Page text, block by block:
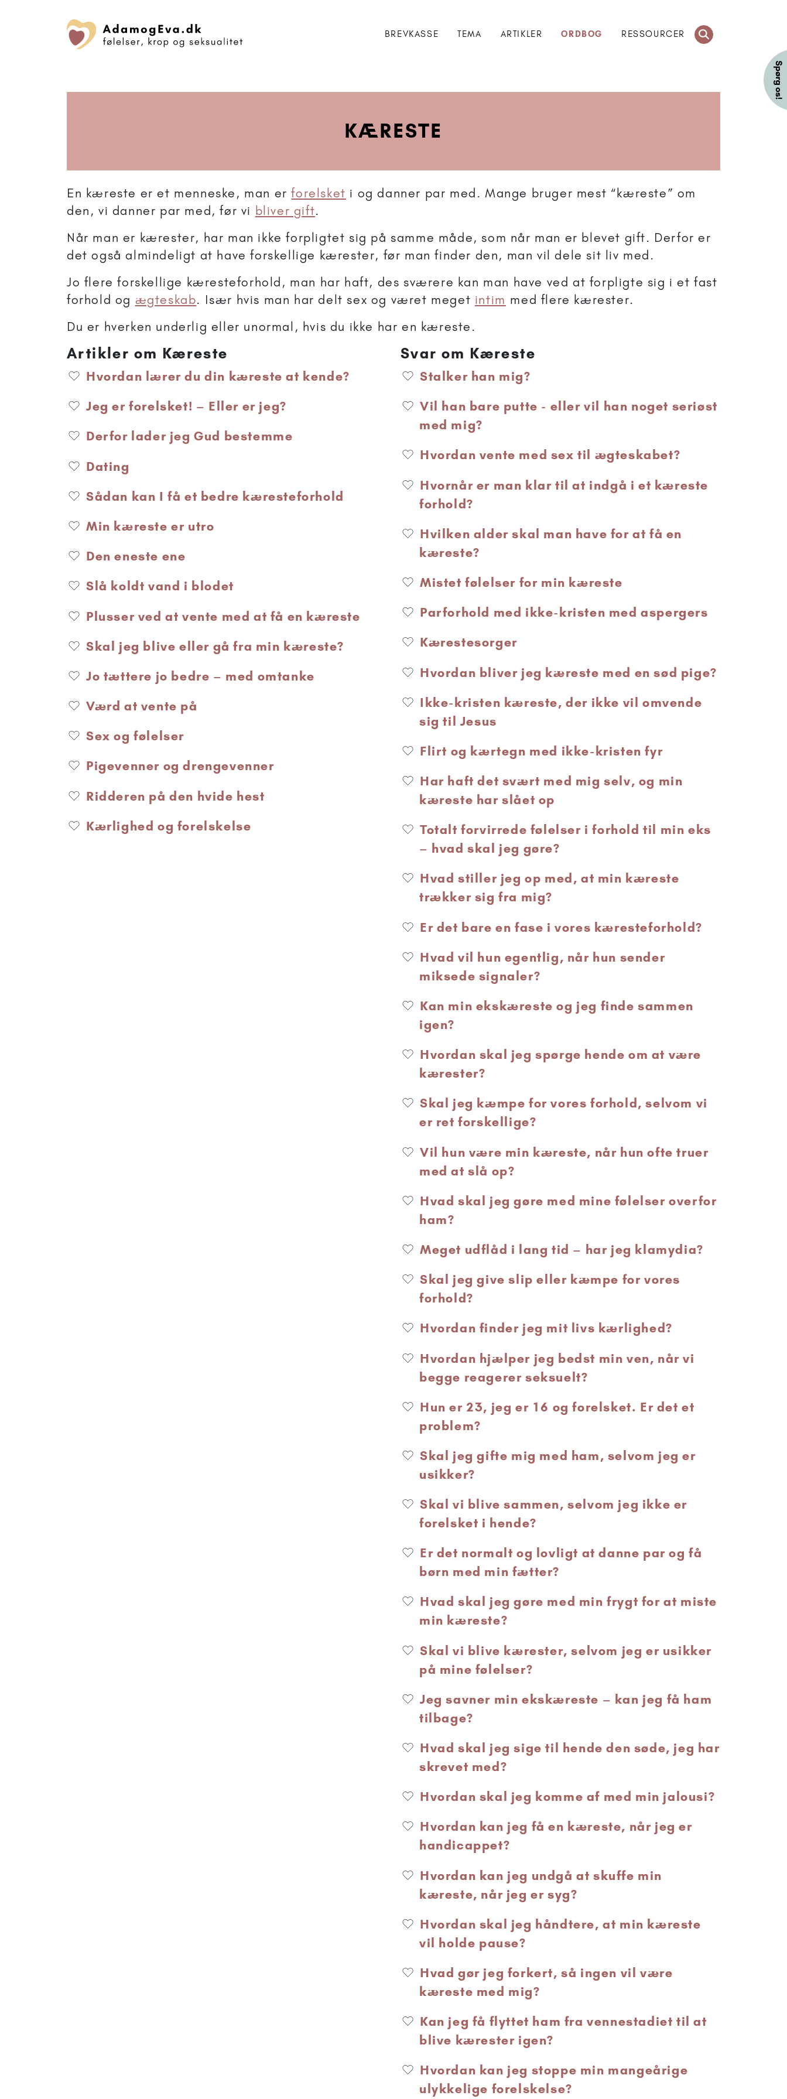
BREVKASSE TEMA ARTIKLER ORDBOG RESSOURCER
KÆRESTE
En kæreste er et menneske, man erforelsket i og danner par med. Mange bruger mest “kæreste” om
den, vi danner par med, før vi bliver gift.
Når man er kærester, har man ikke forpligtet sig på samme måde, som når man er blevet gift. Derfor er
det også almindeligt at have forskellige kærester, før man finder den, man vil dele sit liv med.
Jo flere forskellige kæresteforhold, man har haft, des sværere kan man have ved at forpligte sig i et fast
forhold og ægteskab. Især hvis man har delt sex og været meget intim med flere kærester.
Du er hverken underlig eller unormal, hvis du ikke har en kæreste.
Artikler om Kæreste
Hvordan lærer du din kæreste at kende?
Jeg er forelsket! – Eller er jeg?
Derfor lader jeg Gud bestemme
Dating
Sådan kan I få et bedre kæresteforhold
Min kæreste er utro
Den eneste ene
Slå koldt vand i blodet
Plusser ved at vente med at få en kæreste
Skal jeg blive eller gå fra min kæreste?
Jo tættere jo bedre – med omtanke
Værd at vente på
Sex og følelser
Pigevenner og drengevenner
Ridderen på den hvide hest
Kærlighed og forelskelse
Svar om Kæreste
Stalker han mig?
Vil han bare putte - eller vil han noget seriøst
med mig?
Hvordan vente med sex til ægteskabet?
Hvornår er man klar til at indgå i et kæreste
forhold?
Hvilken alder skal man have for at få en
kæreste?
Mistet følelser for min kæreste
Parforhold med ikke-kristen med aspergers
Kærestesorger
Hvordan bliver jeg kæreste med en sød pige?
Ikke-kristen kæreste, der ikke vil omvende
sig til Jesus
Flirt og kærtegn med ikke-kristen fyr
Har haft det svært med mig selv, og min
kæreste har slået op
Totalt forvirrede følelser i forhold til min eks
– hvad skal jeg gøre?
Hvad stiller jeg op med, at min kæreste
trækker sig fra mig?
Er det bare en fase i vores kæresteforhold?
Hvad vil hun egentlig, når hun sender
miksede signaler?
Kan min ekskæreste og jeg finde sammen
igen?
Hvordan skal jeg spørge hende om at være
kærester?
Skal jeg kæmpe for vores forhold, selvom vi
er ret forskellige?
Vil hun være min kæreste, når hun ofte truer
med at slå op?
Hvad skal jeg gøre med mine følelser overfor
ham?
Meget udflåd i lang tid – har jeg klamydia?
Skal jeg give slip eller kæmpe for vores
forhold?
Hvordan finder jeg mit livs kærlighed?
Hvordan hjælper jeg bedst min ven, når vi
begge reagerer seksuelt?
Hun er 23, jeg er 16 og forelsket. Er det et
problem?
Skal jeg gifte mig med ham, selvom jeg er
usikker?
Skal vi blive sammen, selvom jeg ikke er
forelsket i hende?
Er det normalt og lovligt at danne par og få
børn med min fætter?
Hvad skal jeg gøre med min frygt for at miste
min kæreste?
Skal vi blive kærester, selvom jeg er usikker
på mine følelser?
Jeg savner min ekskæreste – kan jeg få ham
tilbage?
Hvad skal jeg sige til hende den søde, jeg har
skrevet med?
Hvordan skal jeg komme af med min jalousi?
Hvordan kan jeg få en kæreste, når jeg er
handicappet?
Hvordan kan jeg undgå at skuffe min
kæreste, når jeg er syg?
Hvordan skal jeg håndtere, at min kæreste
vil holde pause?
Hvad gør jeg forkert, så ingen vil være
kæreste med mig?
Kan jeg få flyttet ham fra vennestadiet til at
blive kærester igen?
Hvordan kan jeg stoppe min mangeårige
ulykkelige forelskelse?